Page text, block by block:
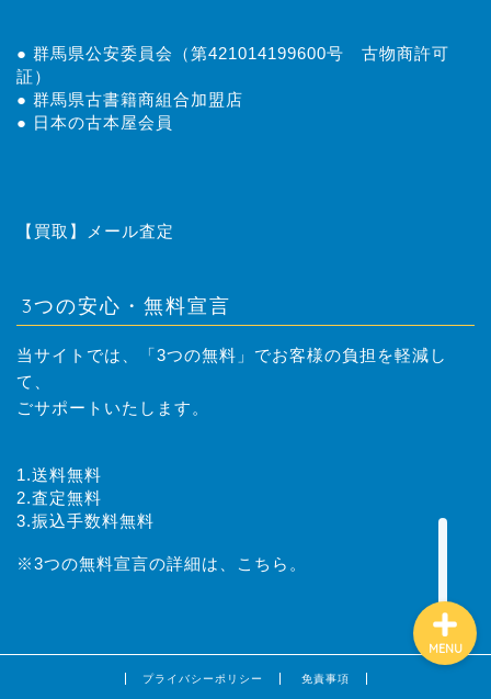
● 群馬県公安委員会（第421014199600号 古物商許可
証）
● 群馬県古書籍商組合加盟店
● 日本の古本屋会員
【買取】メール査定
3つの安心・無料宣言
当サイトでは、「3つの無料」でお客様の負担を軽減し
て、
ごサポートいたします。
1.送料無料
2.査定無料
3.振込手数料無料
※3つの無料宣言の詳細は、 こちら。
プライバシーポリシー 免責事項
MENU
取のご案内